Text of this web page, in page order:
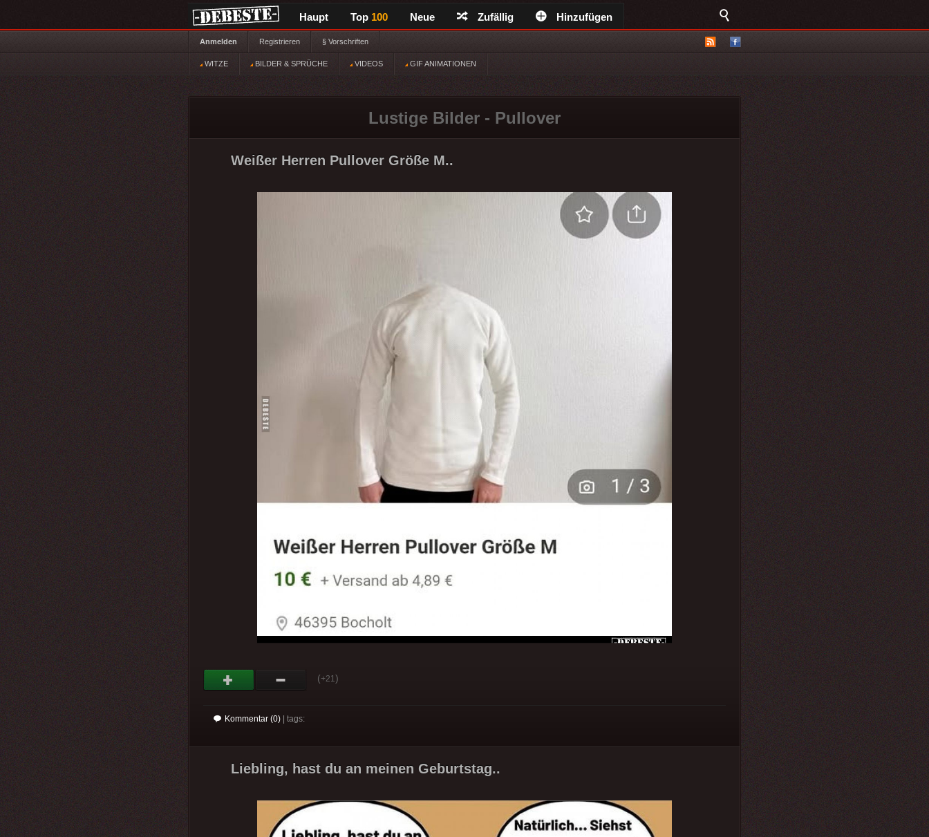
Haupt Top 100 Neue Zufällig Hinzufügen
Anmelden Registrieren § Vorschriften
WITZE BILDER & SPRÜCHE VIDEOS GIF ANIMATIONEN
Lustige Bilder - Pullover
Weißer Herren Pullover Größe M..
(+21 )
Kommentar (0) | tags:
Liebling, hast du an meinen Geburtstag..